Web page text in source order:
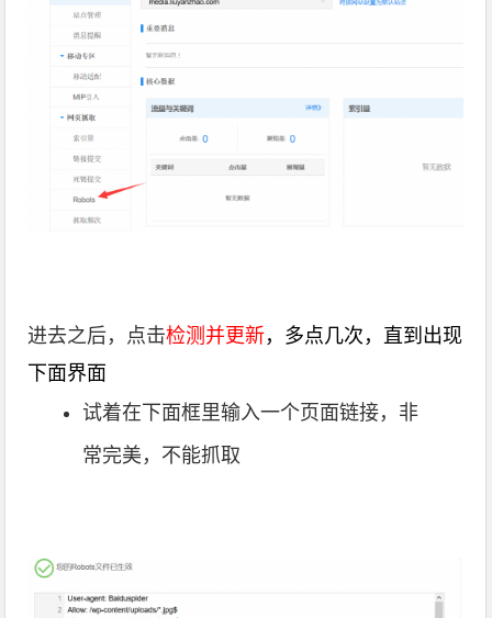
进去之后，点击检测并更新，多点几次，直到出现
下面界面
试着在下面框里输入一个页面链接，非
常完美，不能抓取